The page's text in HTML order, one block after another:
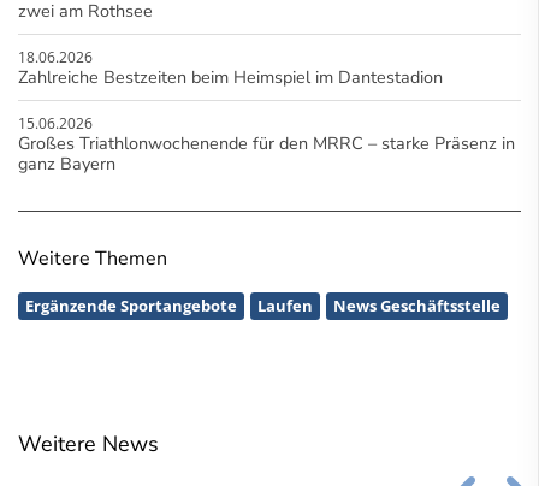
zwei am Rothsee
18.06.2026
Zahlreiche Bestzeiten beim Heimspiel im Dantestadion
15.06.2026
Großes Triathlonwochenende für den MRRC – starke Präsenz in
ganz Bayern
Weitere Themen
Ergänzende Sportangebote Laufen News Geschäftsstelle
Weitere News